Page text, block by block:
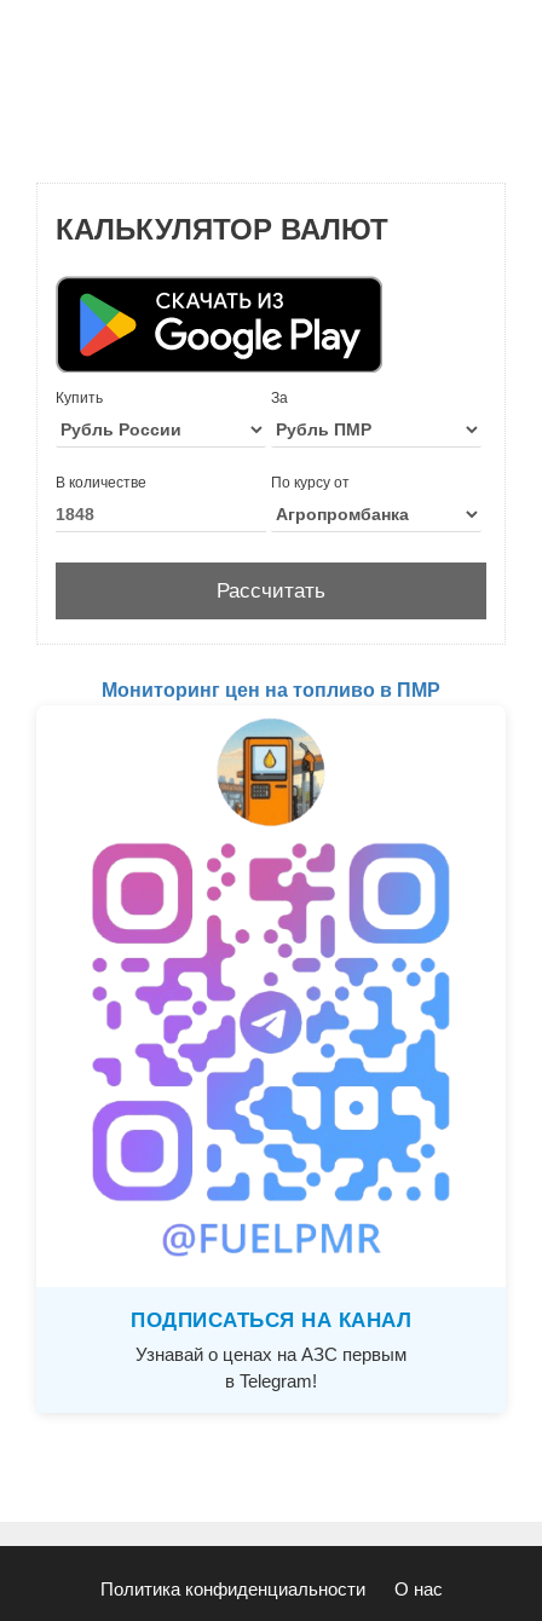
КАЛЬКУЛЯТОР ВАЛЮТ
Купить За
В количестве По курсу от
Мониторинг цен на топливо в ПМР
ПОДПИСАТЬСЯ НА КАНАЛ
Узнавай о ценах на АЗС первым
в Telegram!
Политика конфиденциальности О нас